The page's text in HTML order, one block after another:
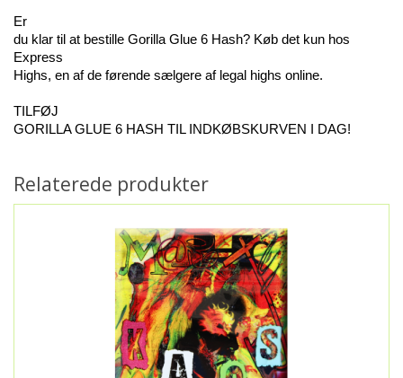
Er
du klar til at bestille Gorilla Glue 6 Hash? Køb det kun hos
Express
Highs, en af de førende sælgere af legal highs online.
TILFØJ
GORILLA GLUE 6 HASH TIL INDKØBSKURVEN I DAG!
Relaterede produkter